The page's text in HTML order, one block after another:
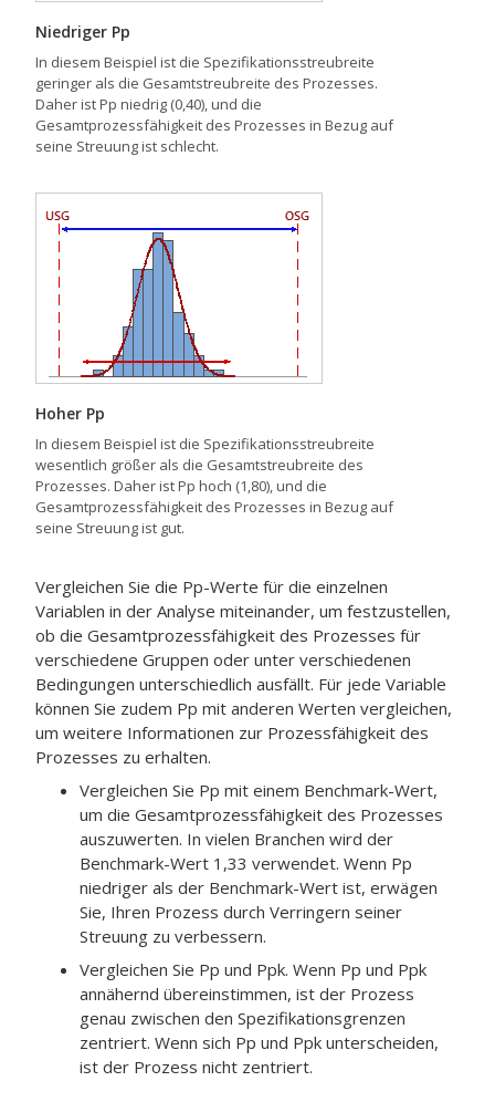
Niedriger Pp
In diesem Beispiel ist die Spezifikationsstreubreite
geringer als die Gesamtstreubreite des Prozesses.
Daher ist Pp niedrig (0,40), und die
Gesamtprozessfähigkeit des Prozesses in Bezug auf
seine Streuung ist schlecht.
Hoher Pp
In diesem Beispiel ist die Spezifikationsstreubreite
wesentlich größer als die Gesamtstreubreite des
Prozesses. Daher ist Pp hoch (1,80), und die
Gesamtprozessfähigkeit des Prozesses in Bezug auf
seine Streuung ist gut.
Vergleichen Sie die Pp-Werte für die einzelnen
Variablen in der Analyse miteinander, um festzustellen,
ob die Gesamtprozessfähigkeit des Prozesses für
verschiedene Gruppen oder unter verschiedenen
Bedingungen unterschiedlich ausfällt. Für jede Variable
können Sie zudem Pp mit anderen Werten vergleichen,
um weitere Informationen zur Prozessfähigkeit des
Prozesses zu erhalten.
Vergleichen Sie Pp mit einem Benchmark-Wert,
um die Gesamtprozessfähigkeit des Prozesses
auszuwerten. In vielen Branchen wird der
Benchmark-Wert 1,33 verwendet. Wenn Pp
niedriger als der Benchmark-Wert ist, erwägen
Sie, Ihren Prozess durch Verringern seiner
Streuung zu verbessern.
Vergleichen Sie Pp und Ppk. Wenn Pp und Ppk
annähernd übereinstimmen, ist der Prozess
genau zwischen den Spezifikationsgrenzen
zentriert. Wenn sich Pp und Ppk unterscheiden,
ist der Prozess nicht zentriert.